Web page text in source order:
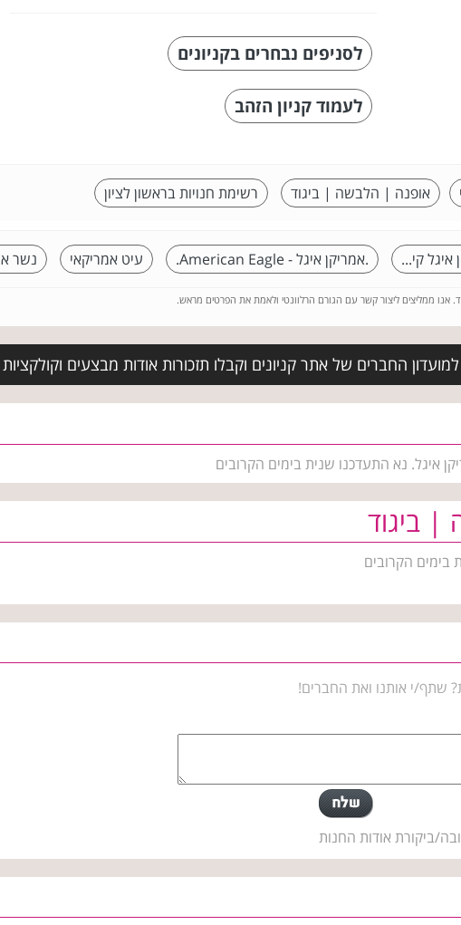
לסניפים נבחרים בקניונים
לעמוד קניון הזהב
אופנה | הלבשה | ביגוד רשימת חנויות בראשון לציון
איגל קי... .אמריקן איגל - American Eagle. עיט אמריקאי נשר
אנו ממליצים ליצור קשר עם הגורם הרלוונטי ולאמת את הפרטים מראש.
החברים של אתר קניונים וקבלו תזכורות אודות מבצעים
איגל. נא התעדכנו שנית בימים הקרובים
ביגוד
בימים הקרובים
שתף/י אותנו ואת החברים!
ביקורת אודות החנות